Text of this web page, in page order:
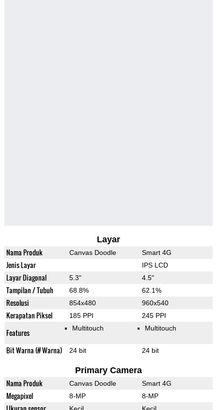
Layar
Nama Produk Canvas Doodle Smart 4G
Jenis Layar IPS LCD
Layar Diagonal 5.3" 4.5"
Tampilan / Tubuh 68.8% 62.1%
Resolusi 854x480 960x540
Kerapatan Piksel 185 PPI 245 PPI
Features Multitouch Multitouch
Bit Warna (# Warna) 24 bit 24 bit
Primary Camera
Nama Produk Canvas Doodle Smart 4G
Megapixel 8-MP 8-MP